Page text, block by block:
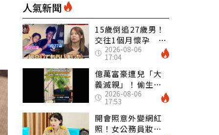
人氣新聞
15歲倒追27歲男！
交往1個月懷孕 36
歲當阿嬤故事曝光
2026-08-06
17:04
億萬富豪遭兒「大
義滅親」！偷生子
怕曝光 竟盜鄰居
身份辦假證落戶
2026-08-06
17:53
開會照意外變網紅
照！女公務員妝容